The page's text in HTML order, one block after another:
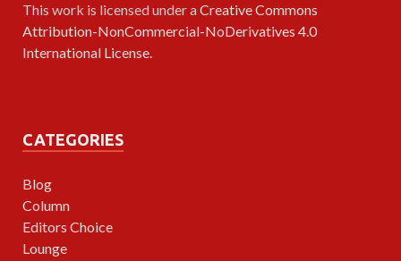
This work is licensed under aCreative Commons
Attribution-NonCommercial-NoDerivatives 4.0
International License.
CATEGORIES
Blog
Column
Editors Choice
Lounge